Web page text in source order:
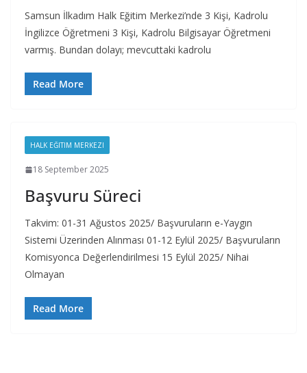
Samsun İlkadım Halk Eğitim Merkezi’nde 3 Kişi, Kadrolu
İngilizce Öğretmeni 3 Kişi, Kadrolu Bilgisayar Öğretmeni
varmış. Bundan dolayı; mevcuttaki kadrolu
Read More
HALK EĞITIM MERKEZI
18 September 2025
Başvuru Süreci
Takvim: 01-31 Ağustos 2025/ Başvuruların e-Yaygın
Sistemi Üzerinden Alınması 01-12 Eylül 2025/ Başvuruların
Komisyonca Değerlendirilmesi 15 Eylül 2025/ Nihai
Olmayan
Read More